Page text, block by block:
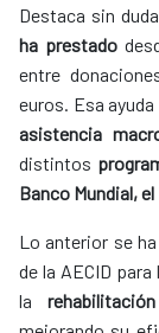
Destaca sin
ha prestado
entre
euros. Esa
asistencia
distintos
Banco Mundial,
Lo anterior se
de la AECID
la